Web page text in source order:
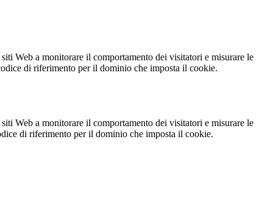
Web a monitorare il comportamento dei visitatori e misurare le
di riferimento per il dominio che imposta il cookie.
Web a monitorare il comportamento dei visitatori e misurare le
di riferimento per il dominio che imposta il cookie.